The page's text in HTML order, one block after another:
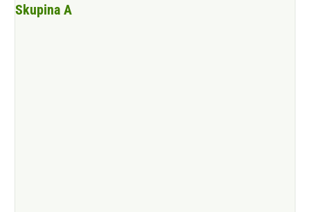
Skupina A